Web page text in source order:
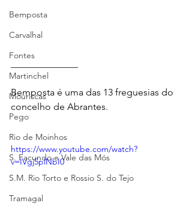
Bemposta
Carvalhal
Fontes
Martinchel
Mouriscas
Pego
Rio de Moinhos
S. Facundo e Vale das Mós
S.M. Rio Torto e Rossio S. do Tejo
Tramagal
Bemposta é uma das 13 freguesias do
concelho de Abrantes.
https://www.youtube.com/watch?
v=IVgj5plNbI0